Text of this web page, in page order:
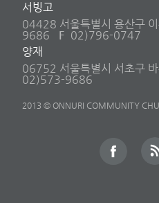
서빙고
04428 서울특별시 용산구
9686
F 02)796-0747
양재
06752 서울특별시 서초구
02)573-9686
2013 © ONNURI COMMUNITY